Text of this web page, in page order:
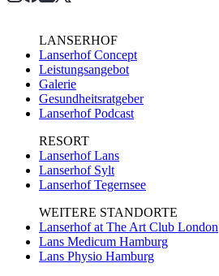
LANSERHOF
Lanserhof Concept
Leistungsangebot
Galerie
Gesundheitsratgeber
Lanserhof Podcast
RESORT
Lanserhof Lans
Lanserhof Sylt
Lanserhof Tegernsee
WEITERE STANDORTE
Lanserhof at The Art Club London
Lans Medicum Hamburg
Lans Physio Hamburg